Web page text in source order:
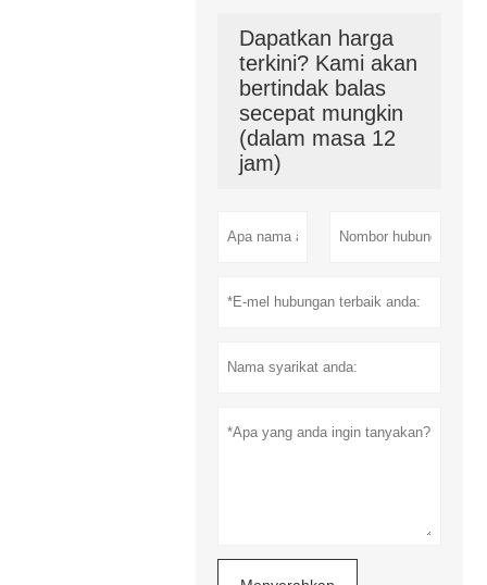
Dapatkan harga
terkini? Kami akan
bertindak balas
secepat mungkin
(dalam masa 12
jam)